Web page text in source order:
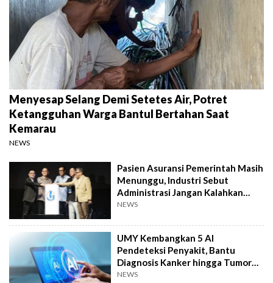
Menyesap Selang Demi Setetes Air, Potret
Ketangguhan Warga Bantul Bertahan Saat
Kemarau
NEWS
Pasien Asuransi Pemerintah Masih
Menunggu, Industri Sebut
Administrasi Jangan Kalahkan
Kemanusiaan
NEWS
UMY Kembangkan 5 AI
Pendeteksi Penyakit, Bantu
Diagnosis Kanker hingga Tumor
Otak Lebih Cepat
NEWS